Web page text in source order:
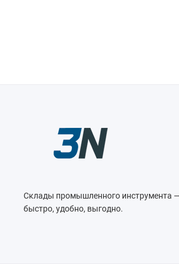
Склады промышленного инструмента
быстро, удобно, выгодно.